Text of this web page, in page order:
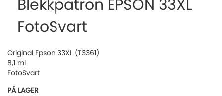
beginning
images
Blekkpatron EPSON 33XL
FotoSvart
Original Epson 33XL (T3361)
8,1 ml
FotoSvart
PÅ LAGER